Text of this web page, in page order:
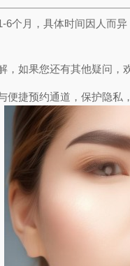
个月，具体时间因人而
如果您还有其他疑问，
便捷预约通道，保护隐私